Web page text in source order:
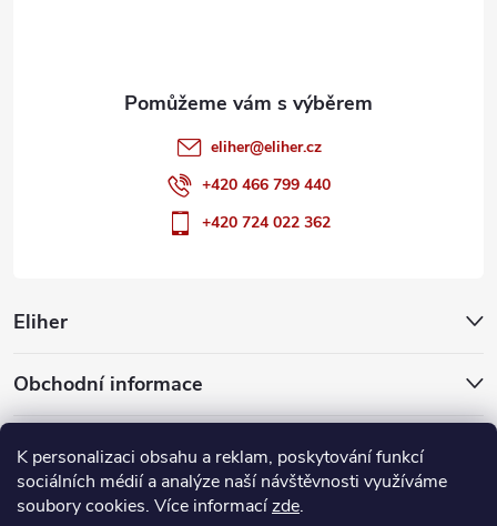
K personalizaci obsahu a reklam, poskytování funkcí
sociálních médií a analýze naší návštěvnosti využíváme
soubory cookies. Více informacízde.
Eliher
Obchodní informace
Partnerské weby
eliher@eliher.cz
+420 466 799 440
+420 724 022 362